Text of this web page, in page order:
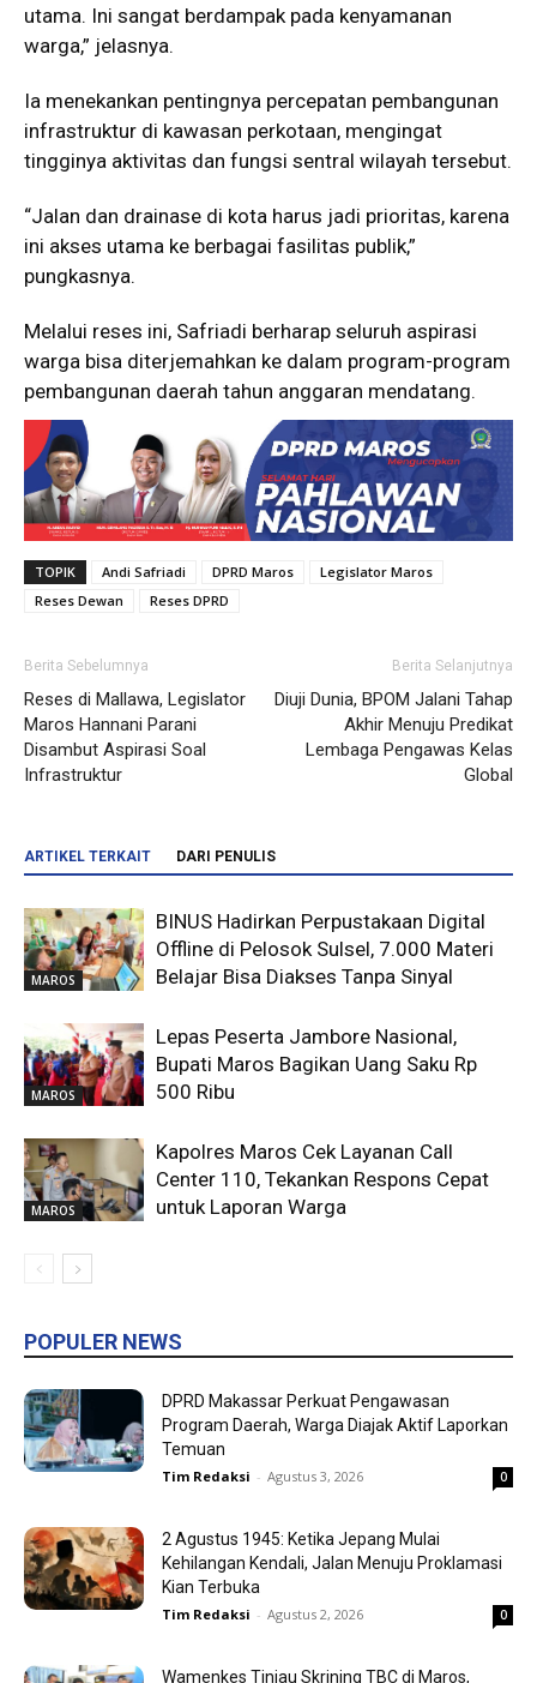
utama. Ini sangat berdampak pada kenyamanan
warga,” jelasnya.
Ia menekankan pentingnya percepatan pembangunan
infrastruktur di kawasan perkotaan, mengingat
tingginya aktivitas dan fungsi sentral wilayah tersebut.
“Jalan dan drainase di kota harus jadi prioritas, karena
ini akses utama ke berbagai fasilitas publik,”
pungkasnya.
Melalui reses ini, Safriadi berharap seluruh aspirasi
warga bisa diterjemahkan ke dalam program-program
pembangunan daerah tahun anggaran mendatang.
TOPIK Andi Safriadi DPRD Maros
Legislator Maros
Reses Dewan
Reses DPRD
Berita Sebelumnya
Reses di Mallawa, Legislator
Maros Hannani Parani
Disambut Aspirasi Soal
Infrastruktur
Berita Selanjutnya
Diuji Dunia, BPOM Jalani Tahap
Akhir Menuju Predikat
Lembaga Pengawas Kelas
Global
ARTIKEL TERKAIT DARI PENULIS
MAROS
BINUS Hadirkan Perpustakaan Digital
Offline di Pelosok Sulsel, 7.000 Materi
Belajar Bisa Diakses Tanpa Sinyal
MAROS
Lepas Peserta Jambore Nasional,
Bupati Maros Bagikan Uang Saku Rp
500 Ribu
MAROS
Kapolres Maros Cek Layanan Call
Center 110, Tekankan Respons Cepat
untuk Laporan Warga
POPULER NEWS
DPRD Makassar Perkuat Pengawasan
Program Daerah, Warga Diajak Aktif Laporkan
Temuan
Tim Redaksi - Agustus 3, 2026 0
2 Agustus 1945: Ketika Jepang Mulai
Kehilangan Kendali, Jalan Menuju Proklamasi
Kian Terbuka
Tim Redaksi - Agustus 2, 2026 0
Wamenkes Tinjau Skrining TBC di Maros,